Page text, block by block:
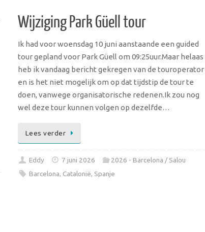
Wijziging Park Güell tour
Ik had voor woensdag 10 juni aanstaande een guided
tour gepland voor Park Güell om 09:25uur.Maar helaas
heb ik vandaag bericht gekregen van de touroperator
en is het niet mogelijk om op dat tijdstip de tour te
doen, vanwege organisatorische redenen.Ik zou nog
wel deze tour kunnen volgen op dezelfde…
Lees verder
Eddy 7 juni 2026
2026 - Barcelona / Salou
Barcelona, Catalonië, Spanje